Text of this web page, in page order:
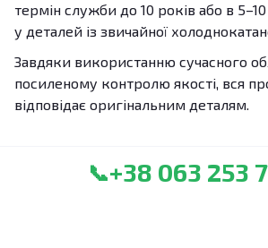
термін служби до 10 років або в
у деталей із звичайної
Завдяки використанню сучасного
посиленому контролю якості, вся
відповідає оригінальним деталям.
📞+38 063 253